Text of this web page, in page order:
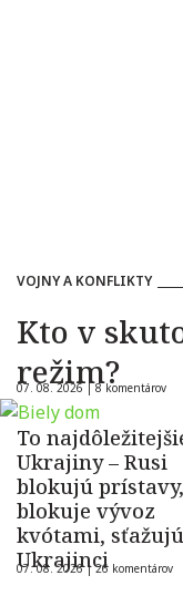
VOJNY A KONFLIKTY
Kto v
režim?
07. 08. 2026 |8 komentárov
To
Ukrajiny – Rusi
blokujú
blokuje vývoz
kvótami,
Ukrajinci
07. 08. 2026 |26 komentárov